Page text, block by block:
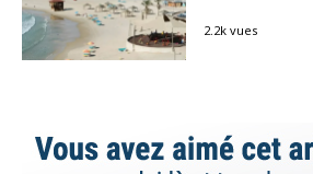
2.2k vues